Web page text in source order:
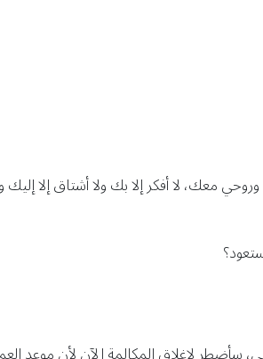
معك، لا أفكر إلا بك ولا أشتاق إلا إليك